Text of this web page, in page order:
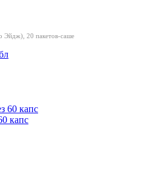
Эйдж), 20 пакетов-саше
капс